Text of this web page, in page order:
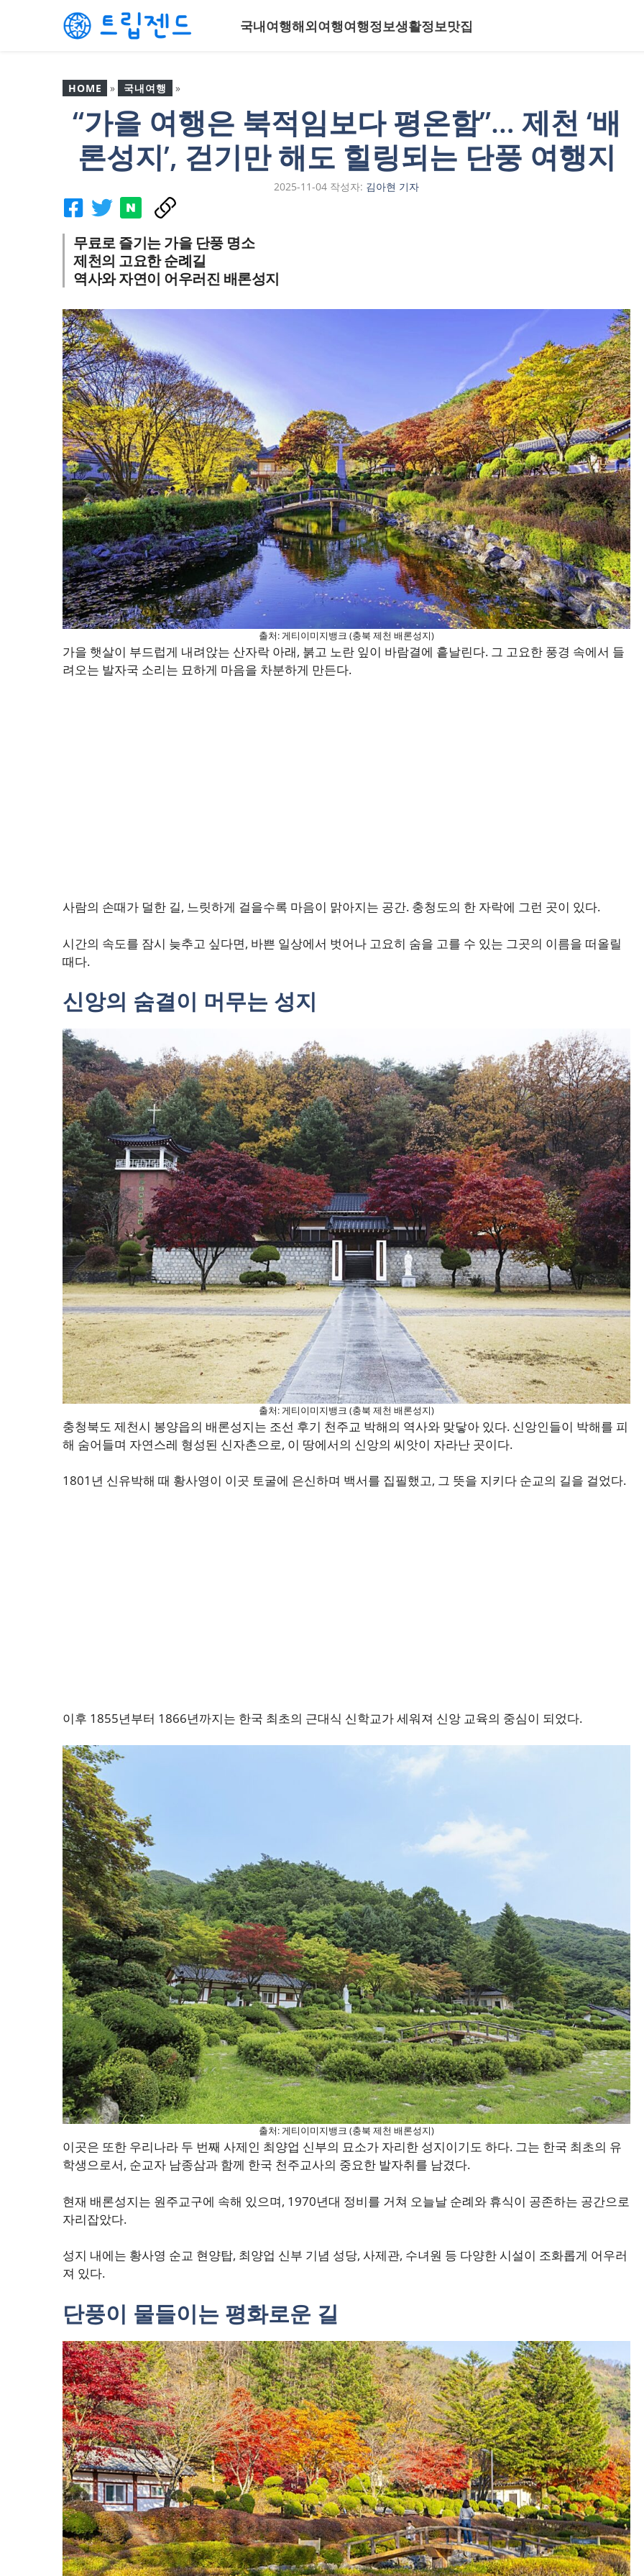
국내여행해외여행여행정보생활정보맛집
HOME » 국내여행 »
“가을 여행은 북적임보다
평온함”… 제천 ‘배론성지’,
걷기만 해도 힐링되는 단
풍 여행지
“가을 여행은 북적임보다 평온함”… 제천 ‘배
론성지’, 걷기만 해도 힐링되는 단풍 여행지
2025-11-04 작성자: 김아현 기자
무료로 즐기는 가을 단풍 명소
제천의 고요한 순례길
역사와 자연이 어우러진 배론성지
출처: 게티이미지뱅크 (충북 제천 배론성지)
가을 햇살이 부드럽게 내려앉는 산자락 아래, 붉고 노란 잎이 바람결에 흩날린다. 그 고요한 풍경 속에서 들
려오는 발자국 소리는 묘하게 마음을 차분하게 만든다.
사람의 손때가 덜한 길, 느릿하게 걸을수록 마음이 맑아지는 공간. 충청도의 한 자락에 그런 곳이 있다.
시간의 속도를 잠시 늦추고 싶다면, 바쁜 일상에서 벗어나 고요히 숨을 고를 수 있는 그곳의 이름을 떠올릴
때다.
신앙의 숨결이 머무는 성지
출처: 게티이미지뱅크 (충북 제천 배론성지)
충청북도 제천시 봉양읍의 배론성지는 조선 후기 천주교 박해의 역사와 맞닿아 있다. 신앙인들이 박해를 피
해 숨어들며 자연스레 형성된 신자촌으로, 이 땅에서의 신앙의 씨앗이 자라난 곳이다.
1801년 신유박해 때 황사영이 이곳 토굴에 은신하며 백서를 집필했고, 그 뜻을 지키다 순교의 길을 걸었다.
이후 1855년부터 1866년까지는 한국 최초의 근대식 신학교가 세워져 신앙 교육의 중심이 되었다.
출처: 게티이미지뱅크 (충북 제천 배론성지)
이곳은 또한 우리나라 두 번째 사제인 최양업 신부의 묘소가 자리한 성지이기도 하다. 그는 한국 최초의 유
학생으로서, 순교자 남종삼과 함께 한국 천주교사의 중요한 발자취를 남겼다.
현재 배론성지는 원주교구에 속해 있으며, 1970년대 정비를 거쳐 오늘날 순례와 휴식이 공존하는 공간으로
자리잡았다.
성지 내에는 황사영 순교 현양탑, 최양업 신부 기념 성당, 사제관, 수녀원 등 다양한 시설이 조화롭게 어우러
져 있다.
단풍이 물들이는 평화로운 길